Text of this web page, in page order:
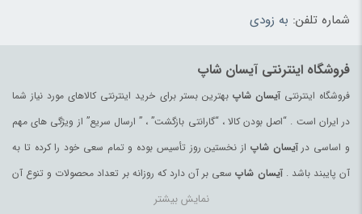
شماره تلفن: به زودی
فروشگاه اینترنتی آیسان شاپ
فروشگاه اینترنتیآیسان شاپبهترین بستر برای خرید اینترنتی کالاهای مورد نیاز شما
در ایران است . “اصل بودن کالا ، “گارانتی بازگشت” ، ” ارسال سریع” از ویژگی های مهم
و اساسی درآیسان شاپ از نخستین روز تأسیس بوده و تمام سعی خود را کرده تا به
آن پایبند باشد .آیسان شاپ سعی بر آن دارد که روزانه بر تعداد محصولات و تنوع آن
بیفزاید تا بتواند نیاز همه ی افراد با هر نوع سلیقه را در خرید محصولات اینترنتی مرتفع
نمایش بیشتر